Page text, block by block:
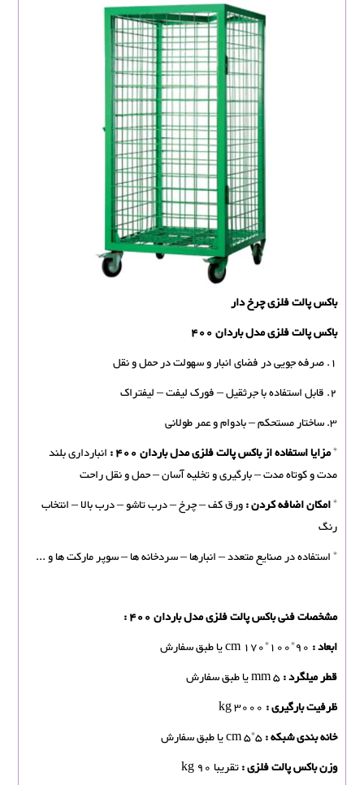
باکس پالت فلزی چرخ دار
باکس پالت فلزی مدل باردان 400
1. صرفه جویی در فضای انبار و سهولت در حمل و نقل
2. قابل استفاده با جرثقیل – فورک لیفت – لیفتراک
3. ساختار مستحکم – بادوام و عمر طولانی
*مزایا استفاده از باکس پالت فلزی مدل باردان 400 :
انبارداری بلند
مدت و کوتاه مدت – بارگیری و تخلیه آسان – حمل و نقل راحت
*امکان اضافه کردن :ورق کف – چرخ – درب تاشو – درب بالا – انتخاب
رنگ
* استفاده در صنایع متعدد – انبارها – سردخانه ها – سوپر مارکت ها و ...
مشخصات فنی باکس پالت فلزی مدل باردان 400 :
ابعاد :
قطر میلگرد :mm 5 یا طبق سفارش
ظرفیت بارگیری :
خانه بندی شبکه :cm 5*5 یا طبق سفارش
وزن باکس پالت فلزی :تقریبا kg 90